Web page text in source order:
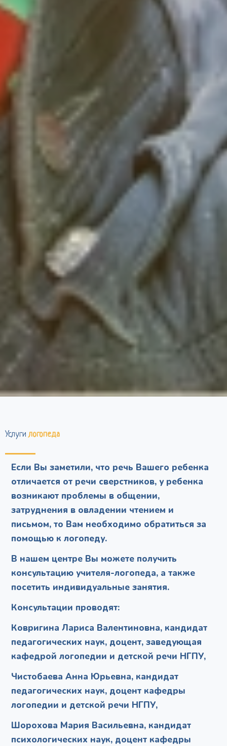
Услугилогопеда
Если Вы заметили, что речь Вашего ребенка
отличается от речи сверстников, у ребенка
возникают проблемы в общении,
затруднения в овладении чтением и
письмом, то Вам необходимо обратиться за
помощью к логопеду.
В нашем центре Вы можете получить
консультацию учителя-логопеда, а также
посетить индивидуальные занятия.
Консультации проводят:
Ковригина Лариса Валентиновна, кандидат
педагогических наук, доцент, заведующая
кафедрой логопедии и детской речи НГПУ,
Чистобаева Анна Юрьевна, кандидат
педагогических наук, доцент кафедры
логопедии и детской речи НГПУ,
Шорохова Мария Васильевна, кандидат
психологических наук, доцент кафедры